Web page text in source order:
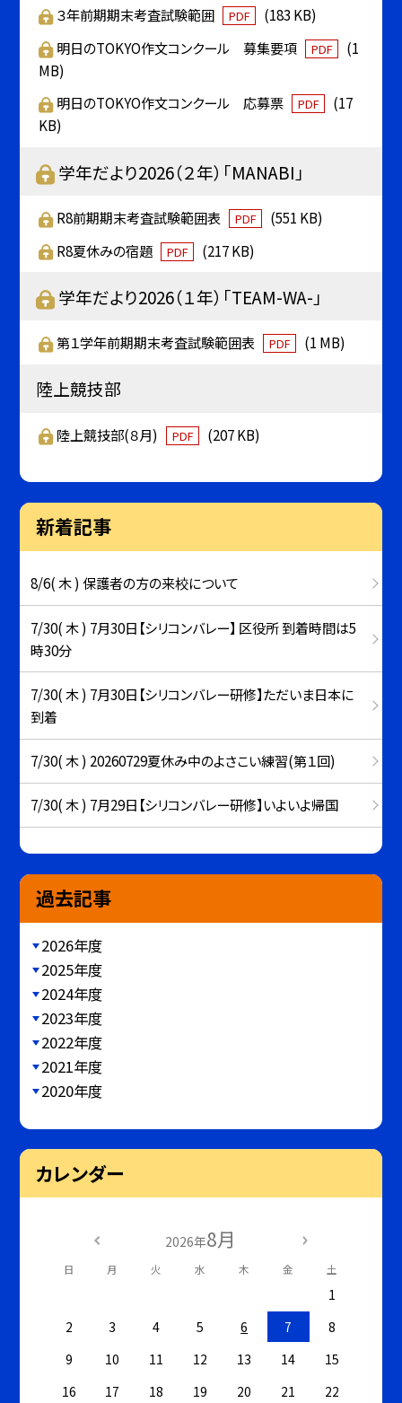
３年前期期末考査試験範囲 PDF
(183 KB)
明日のTOKYO作文コンクール 募集要項
PDF
(1
MB)
明日のTOKYO作文コンクール 応募票
PDF
(17
KB)
学年だより2026（２年）「MANABI」
R8前期期末考査試験範囲表 PDF
(551 KB)
R8夏休みの宿題
PDF (217 KB)
学年だより2026（１年）「TEAM-WA-」
第１学年前期期末考査試験範囲表 PDF (1 MB)
陸上競技部
陸上競技部(８月) PDF (207 KB)
新着記事
8/6( 木 ) 保護者の方の来校について
7/30( 木 ) 7月30日【シリコンバレー】 区役所 到着時間は5
時30分
7/30( 木 ) 7月30日【シリコンバレー研修】ただいま日本に
到着
7/30( 木 ) 20260729夏休み中のよさこい練習(第１回)
7/30( 木 ) 7月29日【シリコンバレー研修】いよいよ帰国
過去記事
2026年度
2025年度
2024年度
2023年度
2022年度
2021年度
2020年度
カレンダー
2026年8月
日 月 火 水 木 金 土
1
2
3 4 5 6 7
8
9
10 11 12 13 14
15
16
17 18 19 20 21
22